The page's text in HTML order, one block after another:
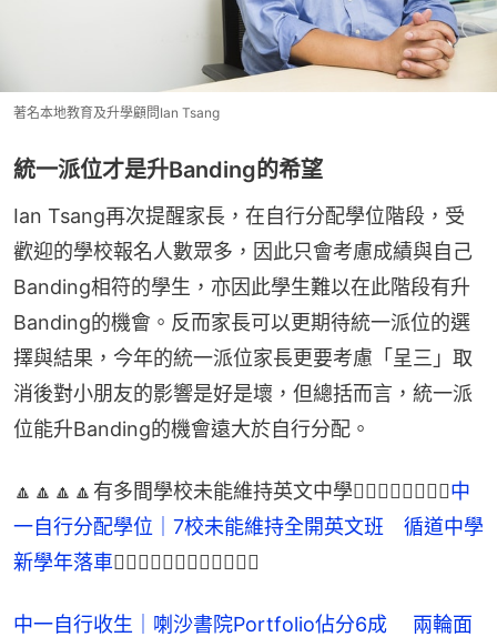
著名本地教育及升學顧問Ian Tsang
統一派位才是升Banding的希望
Ian Tsang再次提醒家長，在自行分配學位階段，受
歡迎的學校報名人數眾多，因此只會考慮成績與自己
Banding相符的學生，亦因此學生難以在此階段有升
Banding的機會。反而家長可以更期待統一派位的選
擇與結果，今年的統一派位家長更要考慮「呈三」取
消後對小朋友的影響是好是壞，但總括而言，統一派
位能升Banding的機會遠大於自行分配。
🔼🔼🔼🔼有多間學校未能維持英文中學👉🏻👉🏻👉🏻👉🏻中
一自行分配學位｜7校未能維持全開英文班　循道中學
新學年落車👈🏻👈🏻👈🏻👈🏻🔼🔼🔼🔼
中一自行收生｜喇沙書院Portfolio佔分6成 兩輪面